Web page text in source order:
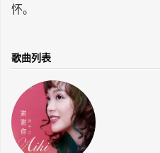
怀。
歌曲列表